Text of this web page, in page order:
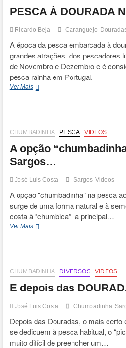
PESCA À DOURADA
Ricardo Beja Caranguejo
A época da pesca embarcada à
grandes atrações dos pescadores
de Novembro e Dezembro e é
pesca rainha em Portugal.
Ver MaisPESCA
CHUMBADINHA
PESCA VIDEOS
A opção
Sargos…
José Luis Costa Sargos Videos
A opção “chumbadinha” na pesca
surge de uma forma natural e à
costa à “chumbica”, a principal…
Ver MaisA
aos
Sargos…
CHUMBADINHA DIVERSOS VIDEOS
E depois das
José Luis Costa Chumbadinha
Depois das Douradas, o mais certo
se dediquem à pesca habitual, o
muito difícil de preencher um…